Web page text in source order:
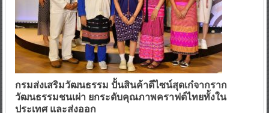
กรมส่งเสริมวัฒนธรรม ปั้นสินค้าดีไซน์สุดเก๋จากราก
วัฒนธรรมชนเผ่า ยกระดับคุณภาพคราฟต์ไทยทั้งใน
ประเทศ และส่งออก